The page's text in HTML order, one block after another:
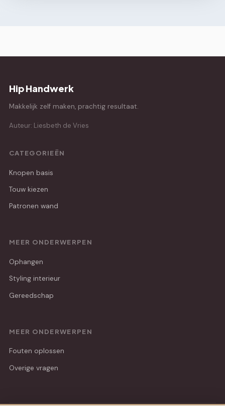
Hip Handwerk
Makkelijk zelf maken, prachtig resultaat.
Auteur: Liesbeth de Vries
CATEGORIEËN
Knopen basis
Touw kiezen
Patronen wand
MEER ONDERWERPEN
Ophangen
Styling interieur
Gereedschap
MEER ONDERWERPEN
Fouten oplossen
Overige vragen